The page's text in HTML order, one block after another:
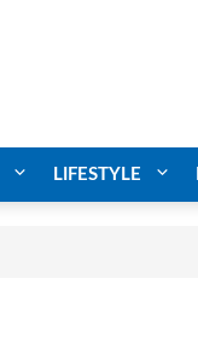
LIFESTYLE